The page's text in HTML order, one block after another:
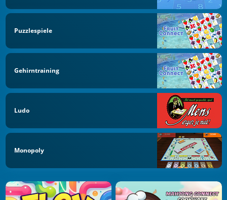
Puzzlespiele
Gehirntraining
Ludo
Monopoly